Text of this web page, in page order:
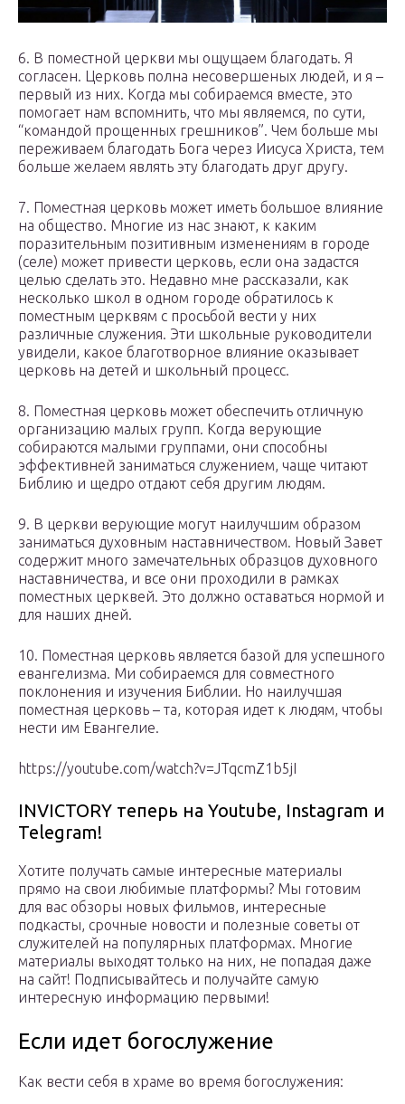
6. В поместной церкви мы ощущаем благодать. Я
согласен. Церковь полна несовершеных людей, и я –
первый из них. Когда мы собираемся вместе, это
помогает нам вспомнить, что мы являемся, по сути,
“командой прощенных грешников”. Чем больше мы
переживаем благодать Бога через Иисуса Христа, тем
больше желаем являть эту благодать друг другу.
7. Поместная церковь может иметь большое влияние
на общество. Многие из нас знают, к каким
поразительным позитивным изменениям в городе
(селе) может привести церковь, если она задастся
целью сделать это. Недавно мне рассказали, как
несколько школ в одном городе обратилось к
поместным церквям с просьбой вести у них
различные служения. Эти школьные руководители
увидели, какое благотворное влияние оказывает
церковь на детей и школьный процесс.
8. Поместная церковь может обеспечить отличную
организацию малых групп. Когда верующие
собираются малыми группами, они способны
эффективней заниматься служением, чаще читают
Библию и щедро отдают себя другим людям.
9. В церкви верующие могут наилучшим образом
заниматься духовным наставничеством. Новый Завет
содержит много замечательных образцов духовного
наставничества, и все они проходили в рамках
поместных церквей. Это должно оставаться нормой и
для наших дней.
10. Поместная церковь является базой для успешного
евангелизма. Ми собираемся для совместного
поклонения и изучения Библии. Но наилучшая
поместная церковь – та, которая идет к людям, чтобы
нести им Евангелие.
https://youtube.com/watch?v=JTqcmZ1b5jI
INVICTORY теперь на Youtube, Instagram и
Telegram!
Хотите получать самые интересные материалы
прямо на свои любимые платформы? Мы готовим
для вас обзоры новых фильмов, интересные
подкасты, срочные новости и полезные советы от
служителей на популярных платформах. Многие
материалы выходят только на них, не попадая даже
на сайт! Подписывайтесь и получайте самую
интересную информацию первыми!
Если идет богослужение
Как вести себя в храме во время богослужения: